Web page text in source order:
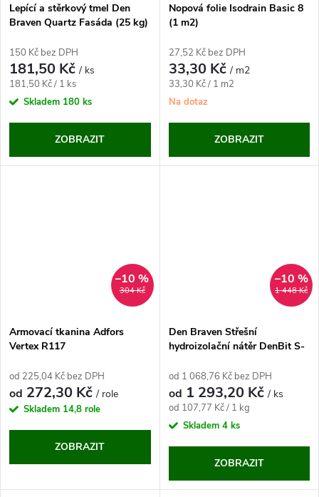
Lepící a stěrkový tmel Den
Braven Quartz Fasáda (25 kg)
150 Kč bez DPH
181,50 Kč/ ks
Měrná
cena:
181,50 Kč / 1 ks
Skladem 180 ks
ZOBRAZIT
Nopová folie Isodrain Basic 8
(1 m2)
27,52 Kč bez DPH
33,30 Kč/ m2
Měrná
cena:
33,30 Kč / 1 m2
Na dotaz
ZOBRAZIT
304 Kč
–10 %
Armovací tkanina Adfors
Vertex R117
od 225,04 Kč bez DPH
od 272,30 Kč/ role
Skladem 14,8 role
ZOBRAZIT
1 448 Kč
–10 %
Den Braven Střešní
hydroizolační nátěr DenBit S-
od 1 068,76 Kč bez DPH
od 1 293,20 Kč/ ks
Měrná
cena:
od 107,77 Kč / 1 kg
Skladem 4 ks
ZOBRAZIT